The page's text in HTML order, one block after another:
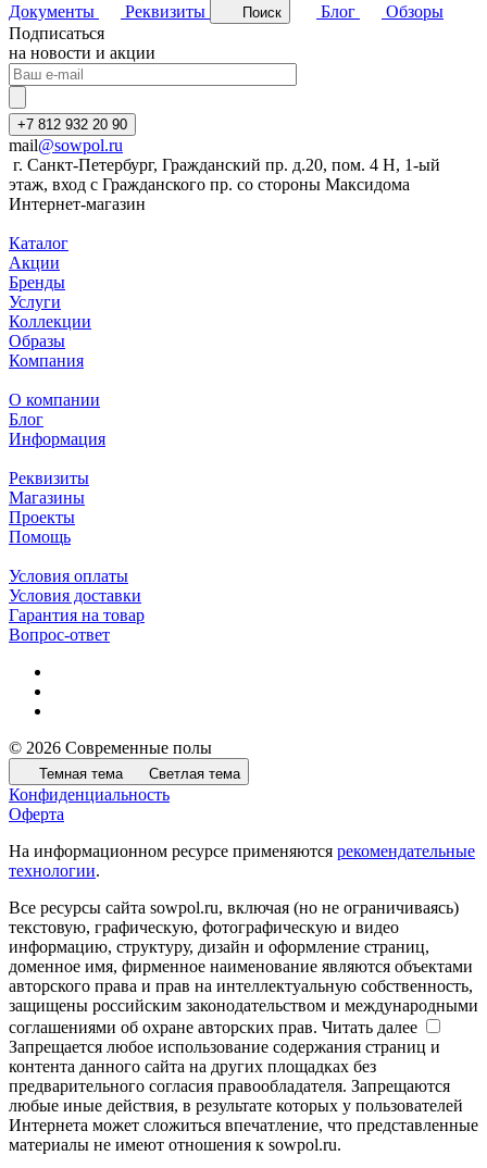
Документы
Реквизиты Поиск Блог
Обзоры
Подписаться
на новости и акции
+7 812 932 20 90
mail@sowpol.ru
г. Санкт-Петербург, Гражданский пр. д.20, пом. 4 Н, 1-ый
этаж, вход с Гражданского пр. со стороны Максидома
Интернет-магазин
Каталог
Акции
Бренды
Услуги
Коллекции
Образы
Компания
О компании
Блог
Информация
Реквизиты
Магазины
Проекты
Помощь
Условия оплаты
Условия доставки
Гарантия на товар
Вопрос-ответ
© 2026 Современные полы
Темная тема Светлая тема
Конфиденциальность
Оферта
На информационном ресурсе применяются рекомендательные
технологии.
Все ресурсы сайта sowpol.ru, включая (но не ограничиваясь)
текстовую, графическую, фотографическую и видео
информацию, структуру, дизайн и оформление страниц,
доменное имя, фирменное наименование являются объектами
авторского права и прав на интеллектуальную собственность,
защищены российским законодательством и международными
соглашениями об охране авторских прав. Читать далее
Запрещается любое использование содержания страниц и
контента данного сайта на других площадках без
предварительного согласия правообладателя. Запрещаются
любые иные действия, в результате которых у пользователей
Интернета может сложиться впечатление, что представленные
материалы не имеют отношения к sowpol.ru.